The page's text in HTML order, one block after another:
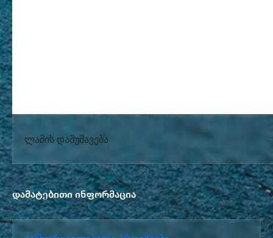
ლამის დამუშავება
ჩამდინარეწყლების დამუშავების პროცესი ყოველთვის
დამატებითი ინფორმაცია